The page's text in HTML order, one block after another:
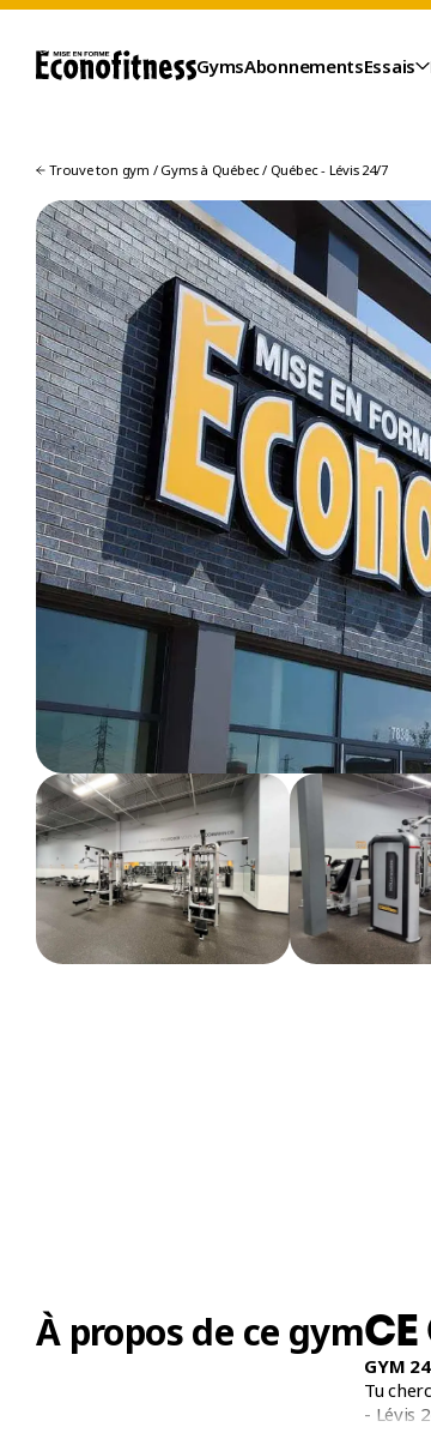
ESSAIS
GymsAbonnementsEssais
Trouve ton gym / Gyms à Québec/ Québec - Lévis 24/7
À propos de ce gym
GYM
Tu
- Lévis